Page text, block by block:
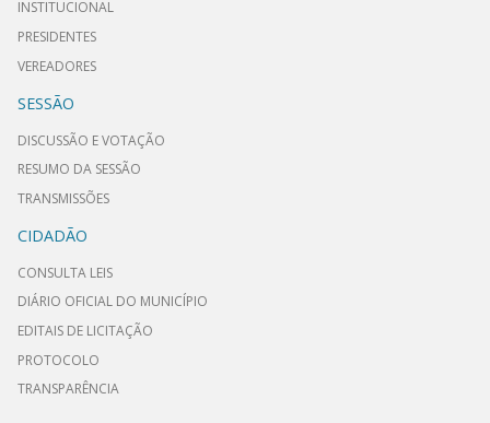
INSTITUCIONAL
PRESIDENTES
VEREADORES
SESSÃO
DISCUSSÃO E VOTAÇÃO
RESUMO DA SESSÃO
TRANSMISSÕES
CIDADÃO
CONSULTA LEIS
DIÁRIO OFICIAL DO MUNICÍPIO
EDITAIS DE LICITAÇÃO
PROTOCOLO
TRANSPARÊNCIA